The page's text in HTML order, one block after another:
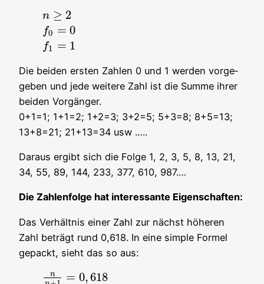
n ≥ 2
n≥2
f0 = 0
f0=0
f1 = 1
f1= 1
Die bei­den ers­ten Zah­len 0 und 1 wer­den vor­ge­
ge­ben und jede wei­te­re Zahl ist die Sum­me ihrer
bei­den Vorgänger.
0+1=1; 1+1=2; 1+2=3; 3+2=5; 5+3=8; 8+5=13;
13+8=21; 21+13=34 usw .….
Dar­aus ergibt sich die Fol­ge 1, 2, 3, 5, 8, 13, 21,
34, 55, 89, 144, 233, 377, 610, 987.…
Die Zah­len­fol­ge hat inter­es­san­te Eigenschaften:
Das Ver­hält­nis einer Zahl zur nächst höhe­ren
Zahl beträgt rund 0,618. In eine simp­le For­mel
gepackt, sieht das so aus:
n
= 0,618
nn+1 =0 ,618